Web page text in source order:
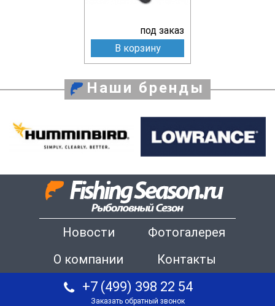
под заказ
В корзину
Наши бренды
Новости
Фотогалерея
О компании
Контакты
+7 (499) 398 22 54
Заказать обратный звонок